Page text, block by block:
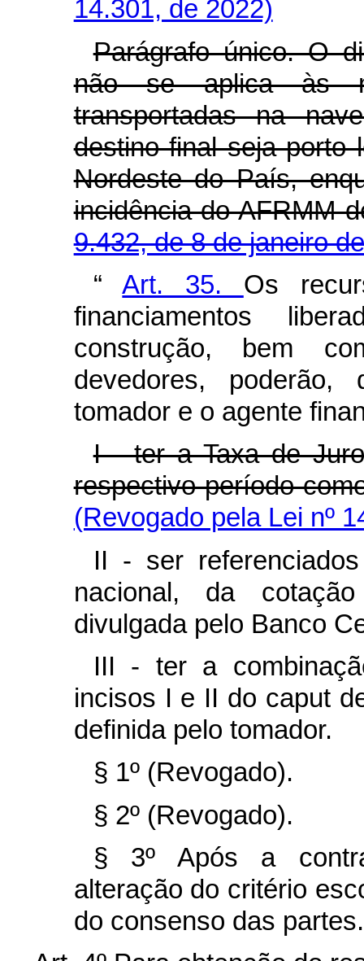
14.301, de 2022)
Parágrafo único. O
não se aplica às
transportadas na
destino final seja porto
Nordeste do País,
incidência do AFRMM
9.432, de 8 de janeiro
“Art. 35. Os
financiamentos
construção, bem
devedores,
tomador e o agente
I - ter a Taxa de
respectivo período
(Revogado pela Lei nº
II - ser
nacional, da
divulgada pelo Banco
III - ter a
incisos I e II do caput
definida pelo tomador.
§ 1º (Revogado).
§ 2º (Revogado).
§ 3º Após a
alteração do critério
do consenso das